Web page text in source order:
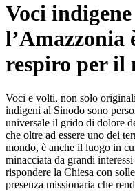
Voci
l’Amazzonia
respiro per il
Voci e volti, non solo
indigeni al Sinodo sono
universale il grido di dolore
che oltre ad essere uno dei
mondo, è anche il luogo in
minacciata da grandi
rispondere la Chiesa con
presenza missionaria che